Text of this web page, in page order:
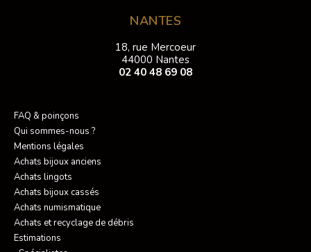
NANTES
18, rue Mercoeur
44000 Nantes
02 40 48 69 08
FAQ & poinçons
Qui sommes-nous ?
Mentions légales
Achats bijoux anciens
Achats lingots
Achats bijoux cassés
Achats numismatique
Achats et recyclage de débris
Estimations